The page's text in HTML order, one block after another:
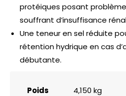
protéiques posant
souffrant d’insuffisance
Une teneur en sel réduite
rétention hydrique en cas
débutante.
Poids
4,150 kg